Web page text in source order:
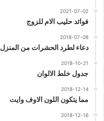
2021-07-02
فوائد حليب الام للزوج
2018-07-08
دعاء لطرد الحشرات من المنزل
2018-10-21
جدول خلط الالوان
2018-12-14
مما يتكون اللون الاوف وايت
2018-12-16